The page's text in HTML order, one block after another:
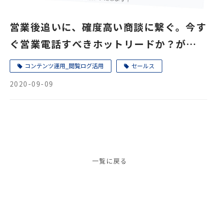
営業後追いに、確度高い商談に繋ぐ。今す
ぐ営業電話すべきホットリードか？が数値
でわかる。riclink解析データ活用法
コンテンツ運用_閲覧ログ活用 セールス
2020-09-09
一覧に戻る